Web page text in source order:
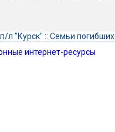
п/л "Курск" :: Семьи погибших
интернет-ресурсы